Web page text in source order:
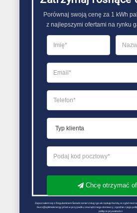
mieć pewność, że cena gazu nie
cały czas obowiązywania
tym warto również zweryfikować
dostawca gazu ziemnego u
dotychczasowych klientów.
ochronić się przed problemami w
obowiązywania umowy..
PORÓWNYWARKA OFERT
Porównaj swoją cenę za 1 kWh
z najlepszymi ofertami na rynku
Chcę otrzymać
Zapoznałem się z Regulaminem Świadczenie Usług i go akceptuję Każdą ze zgód
biuro@optimalenergy.pl lub w przypadku zewnętrznego dostawcy, zgodnie z jego
polityce prywatności